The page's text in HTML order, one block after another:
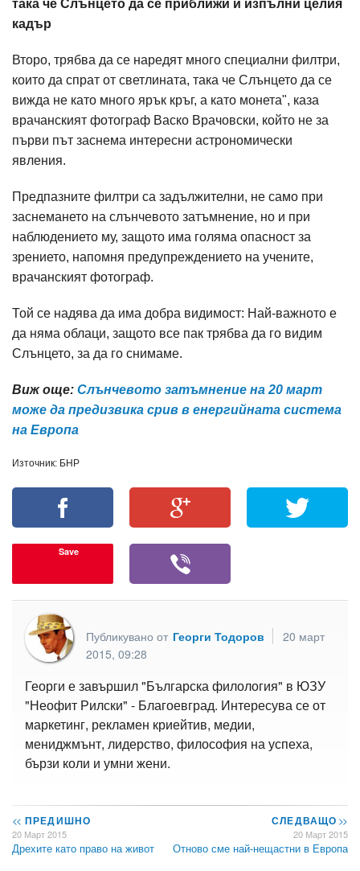
така че Слънцето да се приближи и изпълни целия
кадър
Второ, трябва да се наредят много специални филтри,
които да спрат от светлината, така че Слънцето да се
вижда не като много ярък кръг, а като монета", каза
врачанският фотограф Васко Врачовски, който не за
първи път заснема интересни астрономически
явления.
Предпазните филтри са задължителни, не само при
заснемането на слънчевото затъмнение, но и при
наблюдението му, защото има голяма опасност за
зрението, напомня предупреждението на учените,
врачанският фотограф.
Той се надява да има добра видимост: Най-важното е
да няма облаци, защото все пак трябва да го видим
Слънцето, за да го снимаме.
Виж още: Слънчевото затъмнение на 20 март
може да предизвика срив в енергийната система
на Европа
Източник: БНР
Save
Публикувано от Георги Тодоров
20 март
2015, 09:28
Георги е завършил "Българска филология" в ЮЗУ
"Неофит Рилски" - Благоевград. Интересува се от
маркетинг, рекламен криейтив, медии,
мениджмънт, лидерство, философия на успеха,
бързи коли и умни жени.
<< ПРЕДИШНО
20 Март 2015
Дрехите като право на живот
СЛЕДВАЩО>>
20 Март 2015
Отново сме най-нещастни в Европа